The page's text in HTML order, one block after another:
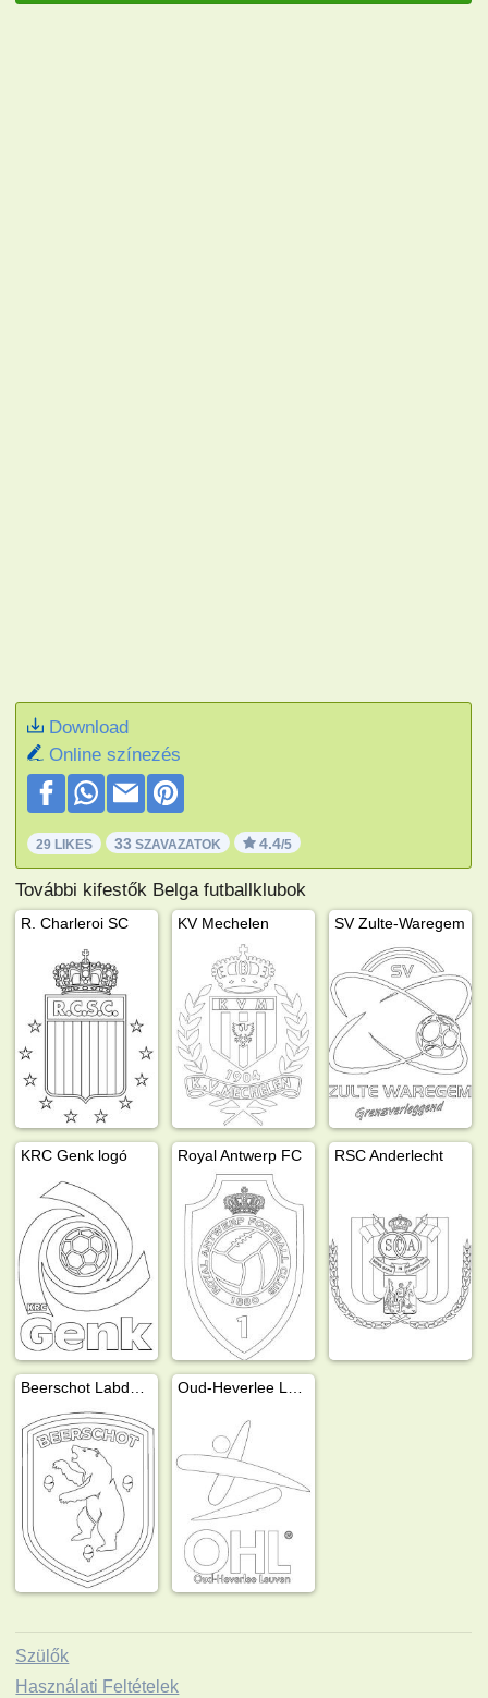
Download
Online színezés
29 LIKES 33 SZAVAZATOK 4.4/5
További kifestők Belga futballklubok
R. Charleroi SC KV Mechelen SV Zulte-Waregem
KRC Genk logó Royal Antwerp FC RSC Anderlecht
Szülők
Használati Feltételek